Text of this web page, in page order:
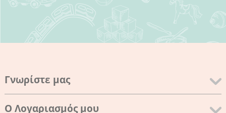
Γνωρίστε μας
Ο Λογαριασμός μου